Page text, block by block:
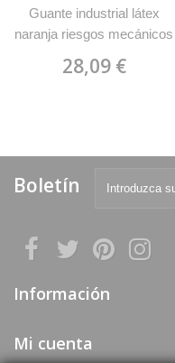
Guante industrial látex
naranja riesgos mecánicos
químicos y
microorganismos 2111
28,09 €
Boletín
Información
Mi cuenta